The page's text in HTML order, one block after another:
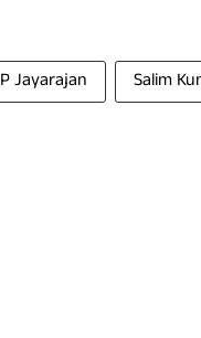
P Jayarajan Salim